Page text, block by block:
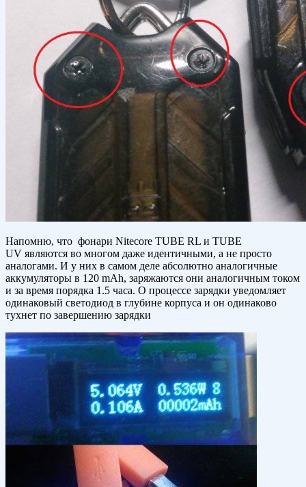
Напомню, что фонари Nitecore TUBE RL и TUBE
UV являются во многом даже идентичными, а не просто
аналогами. И у них в самом деле абсолютно аналогичные
аккумуляторы в 120 mAh, заряжаются они аналогичным током
и за время порядка 1.5 часа. О процессе зарядки уведомляет
одинаковый светодиод в глубине корпуса и он одинаково
тухнет по завершению зарядки